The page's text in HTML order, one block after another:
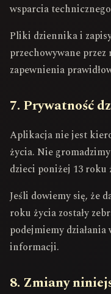
wsparcia
Pliki dziennika i
przechowywane
zapewnienia
7. Prywatność
Aplikacja nie jest
życia. Nie
dzieci poniżej 13 roku
Jeśli dowiemy się, że
roku życia zostały
podejmiemy
informacji.
8. Zmiany